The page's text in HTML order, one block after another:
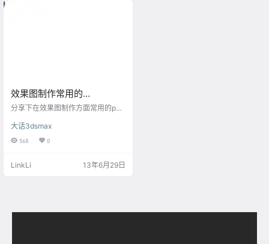
效果图制作常用的
photoshop快捷键
分享下在效果图制作方面常用的pho
捷键大全涉及的快捷键太多，大多
数是在效果图制作使用不上的，下
面分享的快捷键删减了很多快捷
的按钮。 命令 快捷键 命令 快捷键
大话3dsmax
568 0
LinkLi 13年6月29日